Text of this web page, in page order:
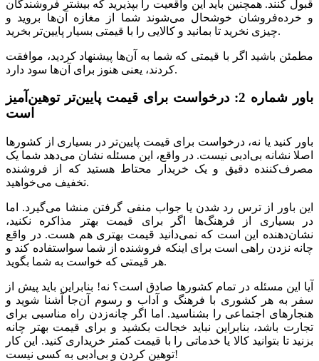
قبول کنند. همچنین باید این واقعیت را بپذیرید که بیشتر فروشندگان
و خرده‌فروشان خوشحال می‌شوند شما از مغازه آن‌ها بروید و
چیزی نخرید تا بمانید و کالایی را با قیمتی بسیار پایین‌تر بخرید.
مطمئن باشید اگر با قیمتی که شما به آن‌ها پیشنهاد کردید، موافقت
کردند، یعنی هنوز برای آن‌ها سود دارد.
باور شماره 2: درخواست برای قیمت پایین‌تر توهین‌آمیز
است
باور کنید یا نه، درخواست برای قیمت پایین‌تر در بسیاری از کشورها
اصلا نشانه بی‌ادبی نیست. در واقع، این مسئله نشان می‌دهد شما یک
مصرف‌کننده دقیق و یک خریدار محتاط هستید که از فروشنده
تخفیف می‌خواهید.
این باور از ترس رد شدن یا جواب منفی گرفتن منشا می‌گیرد. اما
در بسیاری از فرهنگ‌ها اگر برای قیمت بهتر مذاکره نکنید،
نشان‌دهنده این است که نمی‌دانید قیمت بهتری هم هست. در واقع
چانه نزدن راهی است برای اینکه فروشنده از شما سواستفاده کند و
هر قیمتی که خواست به شما بگوید.
آیا این مسئله در تمام کشورها صادق است؟ نه! بنابراین باید پیش از
سفر به هر کشوری با فرهنگ و آداب و رسوم آن‌جا آشنا شوید و
هنجارهای اجتماعی را بشناسید. اما اگر چانه‌زدن راه مناسبی برای
تجارت باشد، بنابراین نباید خجالت بکشید و برای قیمت بهتر چانه
بزنید تا بتوانید کالا یا خدماتی را با قیمت کمتر خریداری کنید. این کار
توهین کردن و بی‌ادبی به کسی نیست!